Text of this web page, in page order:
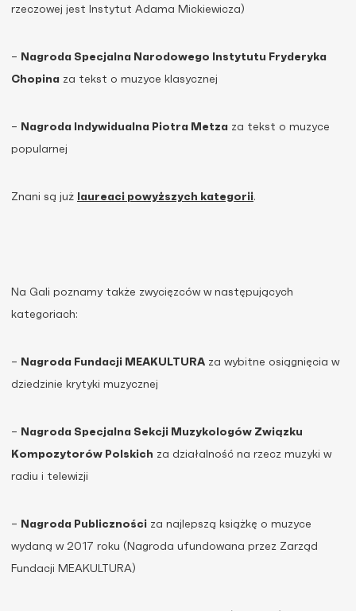
rzeczowej jest Instytut Adama Mickiewicza)
– Nagroda Specjalna Narodowego Instytutu Fryderyka
Chopina za tekst o muzyce klasycznej
– Nagroda Indywidualna Piotra Metza za tekst o muzyce
popularnej
Znani są już laureaci powyższych kategorii.
Na Gali poznamy także zwycięzców w następujących
kategoriach:
– Nagroda Fundacji MEAKULTURA za wybitne osiągnięcia w
dziedzinie krytyki muzycznej
– Nagroda Specjalna Sekcji Muzykologów Związku
Kompozytorów Polskich za działalność na rzecz muzyki w
radiu i telewizji
– Nagroda Publiczności za najlepszą książkę o muzyce
wydaną w 2017 roku (Nagroda ufundowana przez Zarząd
Fundacji MEAKULTURA)